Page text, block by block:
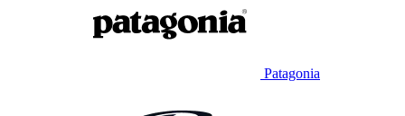
Patagonia